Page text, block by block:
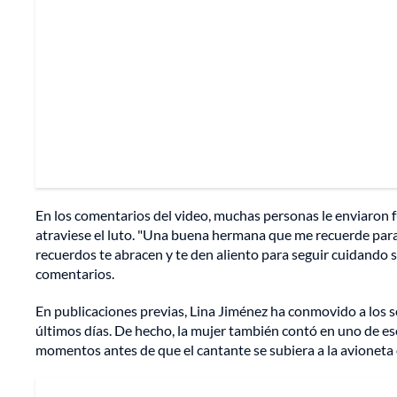
En los comentarios del video, muchas personas le
atraviese el luto. "Una buena hermana que me recuerde
recuerdos te abracen y te den aliento para seguir cuidando
comentarios.
En publicaciones previas, Lina Jiménez ha conmovido a los
últimos días. De hecho, la mujer también contó en uno de
momentos antes de que el cantante se subiera a la